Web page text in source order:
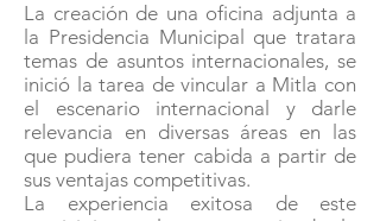
La creación de una oficina adjunta a
la Presidencia Municipal que tratara
temas de asuntos internacionales, se
inició la tarea de vincular a Mitla con
el escenario internacional y darle
relevancia en diversas áreas en las
que pudiera tener cabida a partir de
sus ventajas competitivas.
La experiencia exitosa de este